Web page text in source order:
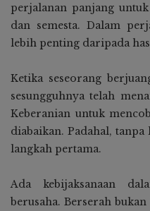
perjalanan panjang
dan semesta. Dalam
lebih penting daripada
Ketika seseorang
sesungguhnya telah
Keberanian untuk
diabaikan. Padahal,
langkah pertama.
Ada kebijaksanaan
berusaha. Berserah